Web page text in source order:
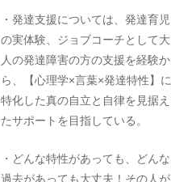
・発達支援については、発達育児
の実体験、ジョブコーチとして大
人の発達障害の方の支援を経験か
ら、【心理学×言葉×発達特性】に
特化した真の自立と自律を見据え
たサポートを目指している。
・どんな特性があっても、どんな
過去があっても大丈夫！その人が